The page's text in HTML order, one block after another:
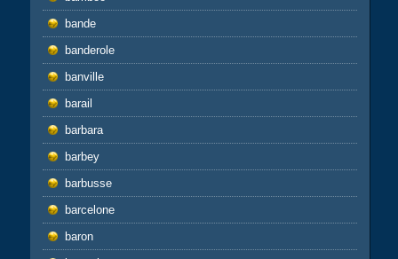
bande
banderole
banville
barail
barbara
barbey
barbusse
barcelone
baron